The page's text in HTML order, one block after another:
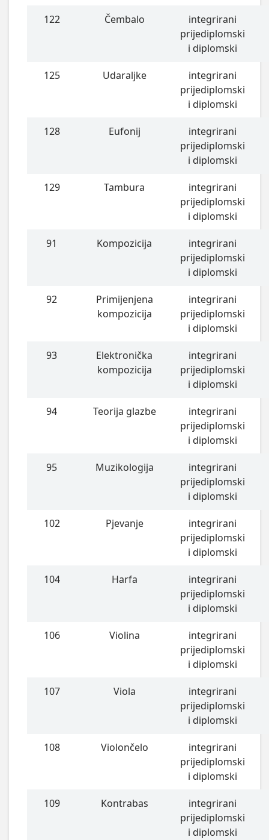
122 Čembalo
integrirani
prijediplomski
i diplomski
125 Udaraljke
integrirani
prijediplomski
i diplomski
128 Eufonij
integrirani
prijediplomski
i diplomski
129 Tambura
integrirani
prijediplomski
i diplomski
91 Kompozicija
integrirani
prijediplomski
i diplomski
92
Primijenjena
kompozicija
integrirani
prijediplomski
i diplomski
93
Elektronička
kompozicija
integrirani
prijediplomski
i diplomski
94 Teorija glazbe
integrirani
prijediplomski
i diplomski
95 Muzikologija
integrirani
prijediplomski
i diplomski
102 Pjevanje
integrirani
prijediplomski
i diplomski
104 Harfa
integrirani
prijediplomski
i diplomski
106 Violina
integrirani
prijediplomski
i diplomski
107 Viola
integrirani
prijediplomski
i diplomski
108 Violončelo
integrirani
prijediplomski
i diplomski
109 Kontrabas
integrirani
prijediplomski
i diplomski